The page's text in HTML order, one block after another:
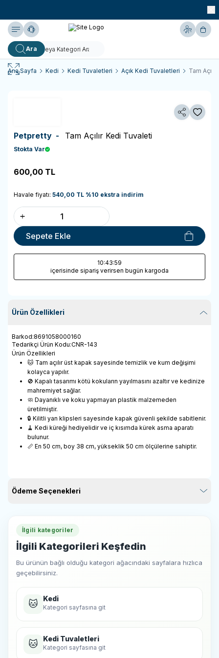
Yardım
Ara
Hesabım
Ana Sayfa Kedi Kedi Tuvaletleri Açık Kedi Tuvaletleri Tam
Paylaş
Petpretty - Tam Açılır Kedi Tuvaleti
Stokta Var
600,00 TL
Havale fiyatı: 540,00 TL %10 ekstra indirim
Sepete Ekle
10:43:59
içerisinde sipariş verirsen bugün kargoda
Ürün Özellikleri
Barkod:8691058000160
Tedarikçi Ürün Kodu:CNR-143
Ürün Özellikleri
🐱 Tam açılır üst kapak sayesinde temizlik ve kum değişimi
kolayca yapılır.
🚫 Kapalı tasarımı kötü kokuların yayılmasını azaltır ve kedinize
mahremiyet sağlar.
🧼 Dayanıklı ve koku yapmayan plastik malzemeden
üretilmiştir.
🔒 Kilitli yan klipsleri sayesinde kapak güvenli şekilde sabitlenir.
🧹 Kedi küreği hediyelidir ve iç kısımda kürek asma aparatı
bulunur.
📏 En 50 cm, boy 38 cm, yükseklik 50 cm ölçülerine sahiptir.
Ödeme Seçenekleri
İlgili kategoriler
İlgili Kategorileri Keşfedin
Bu ürünün bağlı olduğu kategori ağacındaki sayfalara hızlıca
geçebilirsiniz.
🐱 Kedi
Kategori sayfasına git
🐱 Kedi Tuvaletleri
Kategori sayfasına git